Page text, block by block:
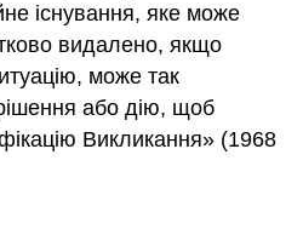
існування, яке може
видалено, якщо
може так
або дію, щоб
Викликання» (1968